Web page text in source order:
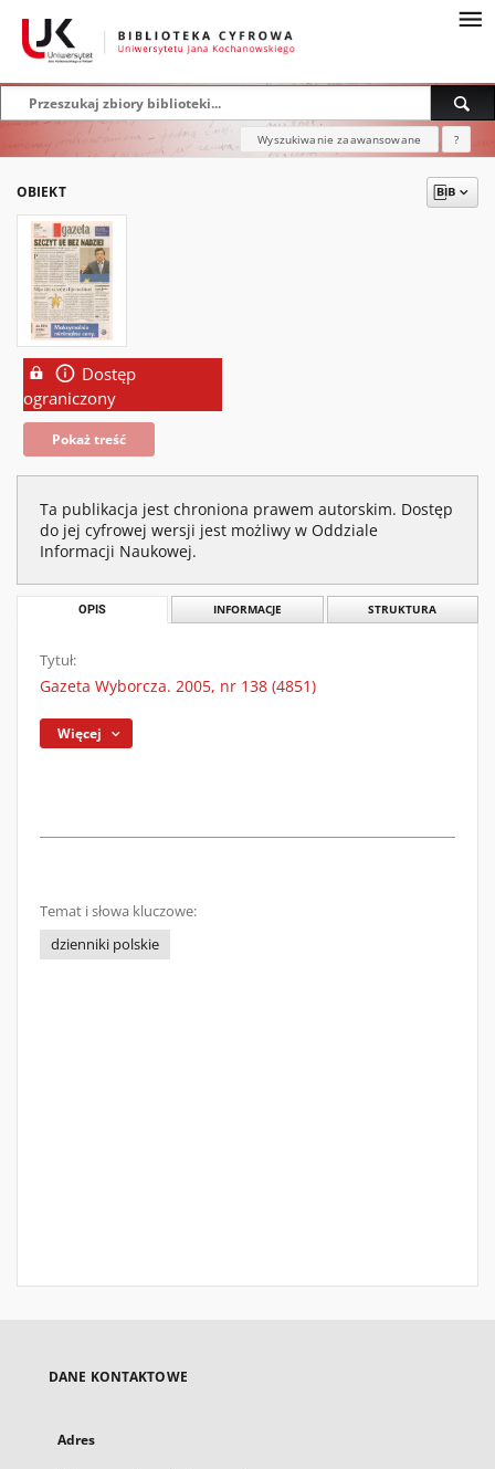
Wyszukiwanie zaawansowane ?
OBIEKT
Dostęp
ograniczony
Pokaż treść
Ta publikacja jest chroniona prawem autorskim. Dostęp
do jej cyfrowej wersji jest możliwy w Oddziale
Informacji Naukowej.
OPIS INFORMACJE STRUKTURA
Tytuł:
Gazeta Wyborcza. 2005, nr 138 (4851)
Więcej
Temat i słowa kluczowe:
dzienniki polskie
DANE KONTAKTOWE
Adres